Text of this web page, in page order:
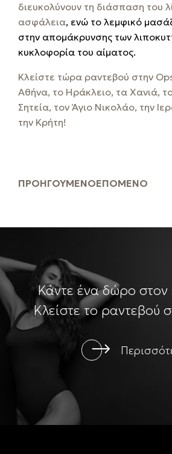
διευκολύνουν τη διάσπαση του
ασφάλεια, ενώ το λεμφικό
στην απομάκρυνσης των
κυκλοφορία του αίματος.
Κλείστε τώρα ραντεβού στην
Αθήνα, το Ηράκλειο, τα Χανιά,
Σητεία, τον Άγιο Νικολάο, την
την Κρήτη!
ΠΡΟΗΓΟΎΜΕΝΟΕΠΌΜΕΝΟ
Κάντε ένα δώρο στον
Κλείστε το ραντεβού